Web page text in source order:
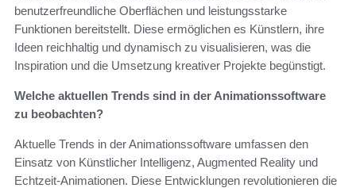
benutzerfreundliche Oberflächen und leistungsstarke
Funktionen bereitstellt. Diese ermöglichen es Künstlern, ihre
Ideen reichhaltig und dynamisch zu visualisieren, was die
Inspiration und die Umsetzung kreativer Projekte begünstigt.
Welche aktuellen Trends sind in der Animationssoftware
zu beobachten?
Aktuelle Trends in der Animationssoftware umfassen den
Einsatz von Künstlicher Intelligenz, Augmented Reality und
Echtzeit-Animationen. Diese Entwicklungen revolutionieren die